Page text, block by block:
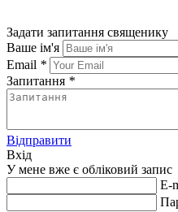
Задати запитання священику
Ваше ім'я
Email *
Запитання *
Відправити
Вхід
У мене вже є обліковий запис
E-